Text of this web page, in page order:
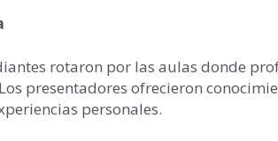
rotaron por las aulas donde
presentadores ofrecieron
personales.